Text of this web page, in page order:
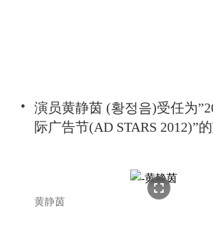
演员黄静茵 (황정음)受任为
际广告节(AD STARS 2012)”
fullscreen
黄静茵